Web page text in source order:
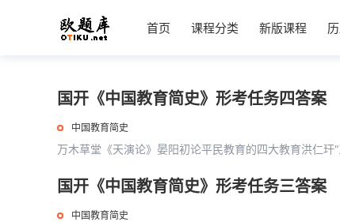
首页 课程分类 新版课程
国开《中国教育简史》形考任务四答案
中国教育简史
万木草堂《天演论》晏阳初论平民教育的四大教育洪仁玕
国开《中国教育简史》形考任务三答案
中国教育简史